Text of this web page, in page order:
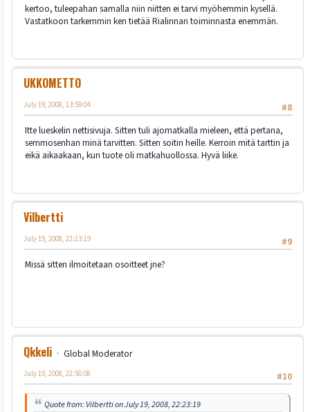
kertoo, tuleepahan samalla niin niitten ei tarvi myöhemmin kysellä.
Vastatkoon tarkemmin ken tietää Rialinnan toiminnasta enemmän.
UKKOMETTO
#8
July 19, 2008, 13:59:04
Itte lueskelin nettisivuja. Sitten tuli ajomatkalla mieleen, että pertana,
semmosenhan minä tarvitten. Sitten soitin heille. Kerroin mitä tarttin ja
eikä aikaakaan, kun tuote oli matkahuollossa. Hyvä liike.
Vilbertti
#9
July 19, 2008, 22:23:19
Missä sitten ilmoitetaan osoitteet jne?
Qkkeli
Global Moderator
#10
July 19, 2008, 22:56:08
Quote from: Vilbertti on July 19, 2008, 22:23:19